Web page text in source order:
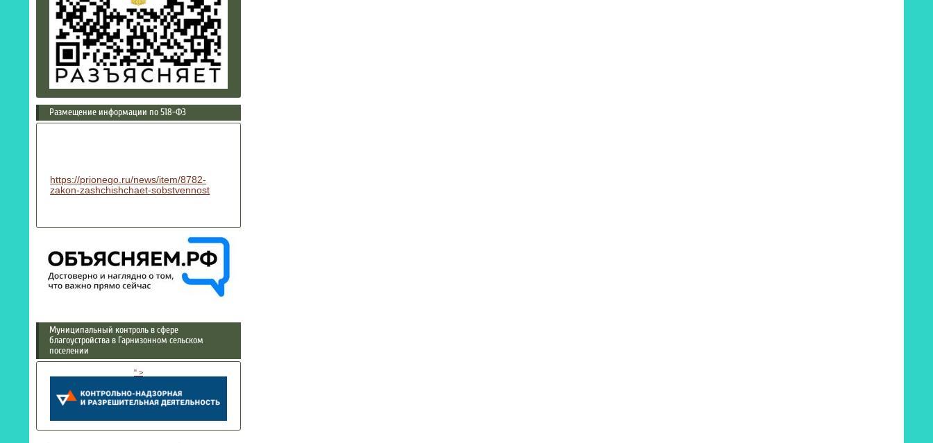
Размещение информации по 518-ФЗ
https://prionego.ru/news/item/8782-
zakon-zashchishchaet-sobstvennost
Муниципальный контроль в сфере
благоустройства в Гарнизонном сельском
поселении
" >